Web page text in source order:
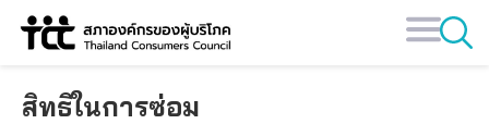
Skip
สิทธิในการซ่อม